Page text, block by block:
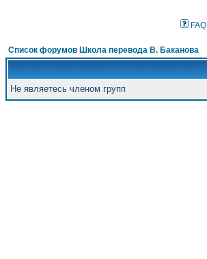
FAQ
Список форумов Школа перевода В. Баканова
Не являетесь членом групп